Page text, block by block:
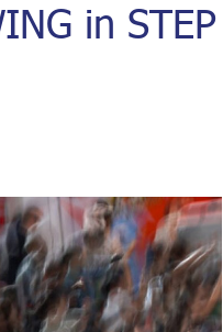
in STEP